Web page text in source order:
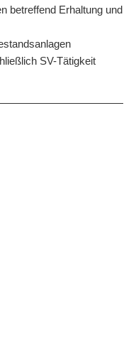
betreffend Erhaltung und
SV-Tätigkeit